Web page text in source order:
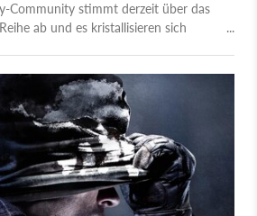
Community stimmt derzeit über das
ab und es kristallisieren sich